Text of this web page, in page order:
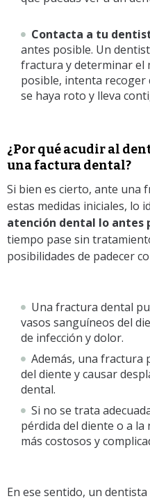
Contacta a tu
antes posible. Un
fractura y determinar el
posible, intenta recoger
se haya roto y lleva
¿Por qué acudir al
una factura dental?
Si bien es cierto, ante una
estas medidas iniciales, lo
atención dental lo antes
tiempo pase sin
posibilidades de padecer
Una fractura dental
vasos sanguíneos del
de infección y dolor.
Además, una fractura
del diente y causar
dental.
Si no se trata
pérdida del diente o a la
más costosos y
En ese sentido, un